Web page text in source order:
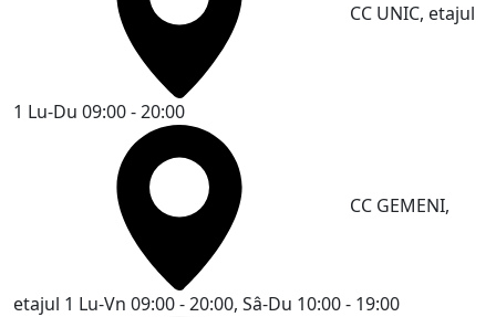
CC UNIC, etajul
1 Lu-Du 09:00 - 20:00
CC GEMENI,
etajul 1 Lu-Vn 09:00 - 20:00, Sâ-Du 10:00 - 19:00